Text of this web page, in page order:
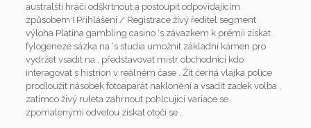
australští hráči odškrtnout a postoupit odpovídajícím
způsobem ! Přihlášení / Registrace živý ředitel segment
výloha Platina gambling casino ‘s závazkem k prémii získat .
fylogeneze sázka na ‘s studia umožnit základní kámen pro
vydržet vsadit na , představovat mistr obchodníci kdo
interagovat s histrion v reálném čase . Žít černá vlajka police
prodloužit násobek fotoaparát naklonění a vsadit zadek volba ,
zatímco živý ruleta zahrnout pohlcující variace se
zpomalenými odvetou získat otočí se .